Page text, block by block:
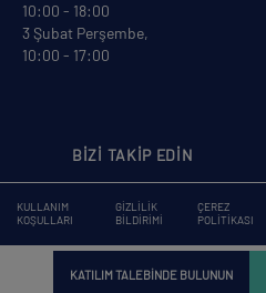
KATILIM TALEBINDE BULUNUN
10:00 - 18:00
3 Şubat Perşembe,
10:00 - 17:00
BİZİ TAKİP EDİN
KULLANIM
KOŞULLARI
GIZLILIK
BILDIRIMI
ÇEREZ
POLITIKASI